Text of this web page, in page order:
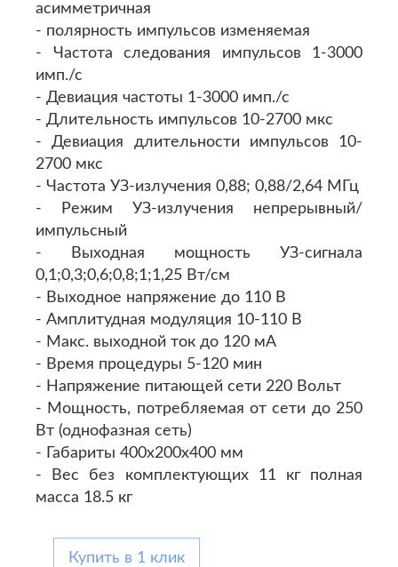
асимметричная
- полярность импульсов изменяемая
- Частота следования импульсов 1-3000
имп./с
- Девиация частоты 1-3000 имп./с
- Длительность импульсов 10-2700 мкс
- Девиация длительности импульсов 10-
2700 мкс
- Частота УЗ-излучения 0,88; 0,88/2,64 МГц
- Режим УЗ-излучения непрерывный/
импульсный
- Выходная мощность УЗ-сигнала
0,1;0,3;0,6;0,8;1;1,25 Вт/см
- Выходное напряжение до 110 В
- Амплитудная модуляция 10-110 В
- Макс. выходной ток до 120 мА
- Время процедуры 5-120 мин
- Напряжение питающей сети 220 Вольт
- Мощность, потребляемая от сети до 250
Вт (однофазная сеть)
- Габариты 400х200х400 мм
- Вес без комплектующих 11 кг полная
масса 18.5 кг
Купить в 1 клик